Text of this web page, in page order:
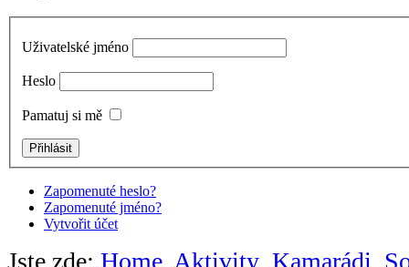
Uživatelské jméno
Heslo
Pamatuj si mě
Zapomenuté heslo?
Zapomenuté jméno?
Vytvořit účet
Jste zde: Home Aktivity Kamarádi